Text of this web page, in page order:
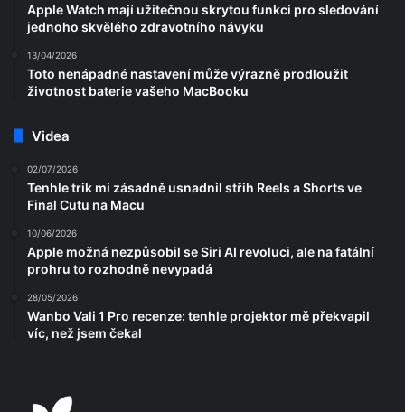
Apple Watch mají užitečnou skrytou funkci pro sledování
jednoho skvělého zdravotního návyku
13/04/2026
Toto nenápadné nastavení může výrazně prodloužit
životnost baterie vašeho MacBooku
Videa
02/07/2026
Tenhle trik mi zásadně usnadnil střih Reels a Shorts ve
Final Cutu na Macu
10/06/2026
Apple možná nezpůsobil se Siri AI revoluci, ale na fatální
prohru to rozhodně nevypadá
28/05/2026
Wanbo Vali 1 Pro recenze: tenhle projektor mě překvapil
víc, než jsem čekal